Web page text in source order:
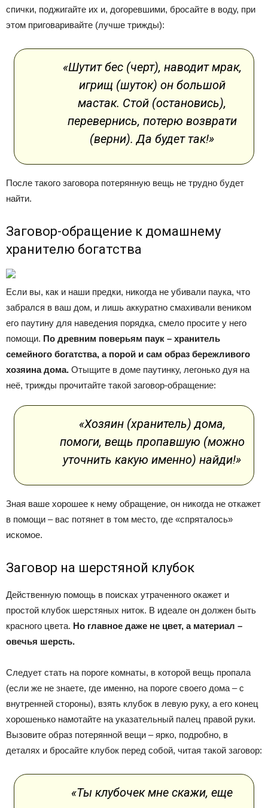
спички, поджигайте их и, догоревшими, бросайте в воду, при
этом приговаривайте (лучше трижды):
«Шутит бес (черт), наводит мрак,
игрищ (шуток) он большой
мастак. Стой (остановись),
перевернись, потерю возврати
(верни). Да будет так!»
После такого заговора потерянную вещь не трудно будет
найти.
Заговор-обращение к домашнему
хранителю богатства
Если вы, как и наши предки, никогда не убивали паука, что
забрался в ваш дом, и лишь аккуратно смахивали веником
его паутину для наведения порядка, смело просите у него
помощи. По древним поверьям паук – хранитель
семейного богатства, а порой и сам образ бережливого
хозяина дома. Отыщите в доме паутинку, легонько дуя на
неё, трижды прочитайте такой заговор-обращение:
«Хозяин (хранитель) дома,
помоги, вещь пропавшую (можно
уточнить какую именно) найди!»
Зная ваше хорошее к нему обращение, он никогда не откажет
в помощи – вас потянет в том место, где «спряталось»
искомое.
Заговор на шерстяной клубок
Действенную помощь в поисках утраченного окажет и
простой клубок шерстяных ниток. В идеале он должен быть
красного цвета. Но главное даже не цвет, а материал –
овечья шерсть.
Следует стать на пороге комнаты, в которой вещь пропала
(если же не знаете, где именно, на пороге своего дома – с
внутренней стороны), взять клубок в левую руку, а его конец
хорошенько намотайте на указательный палец правой руки.
Вызовите образ потерянной вещи – ярко, подробно, в
деталях и бросайте клубок перед собой, читая такой заговор:
«Ты клубочек мне скажи, еще